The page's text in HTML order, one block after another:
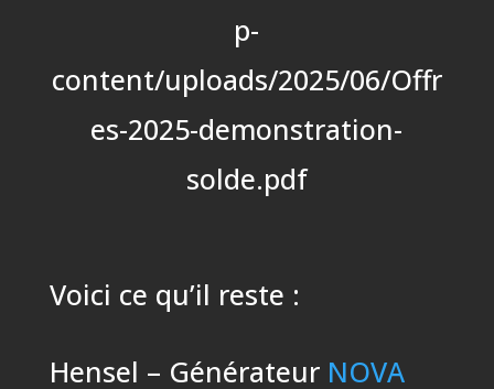
p-
content/uploads/2025/06/Offr
es-2025-demonstration-
solde.pdf
Voici ce qu’il reste :
Hensel – Générateur NOVA